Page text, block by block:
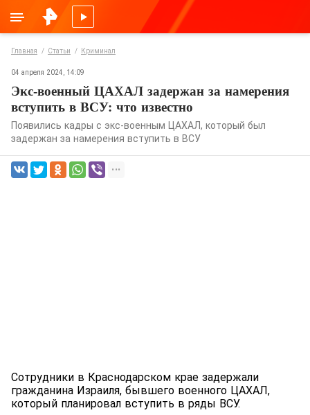
Главная Статьи Криминал
04 апреля 2024, 14:09
Экс-военный ЦАХАЛ задержан за намерения
вступить в ВСУ: что известно
Появились кадры с экс-военным ЦАХАЛ, который был
задержан за намерения вступить в ВСУ
Сотрудники в Краснодарском крае задержали
гражданина Израиля, бывшего военного ЦАХАЛ,
который планировал вступить в ряды ВСУ.